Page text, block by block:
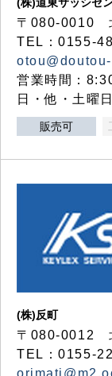
〒080-0010
TEL：0155-
営業時間：
日・他・土曜
販売可
(株)反町
〒080-0012
TEL：0155-